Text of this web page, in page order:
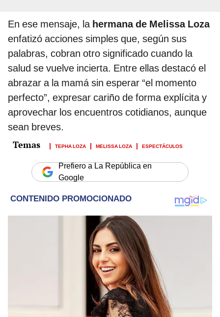
En ese mensaje, la hermana de Melissa Loza
enfatizó acciones simples que, según sus
palabras, cobran otro significado cuando la
salud se vuelve incierta. Entre ellas destacó el
abrazar a la mamá sin esperar “el momento
perfecto”, expresar cariño de forma explícita y
aprovechar los encuentros cotidianos, aunque
sean breves.
TEPHA LOZA MELISSA LOZA ESPECTÁCULOS
Prefiero a La República en
Google